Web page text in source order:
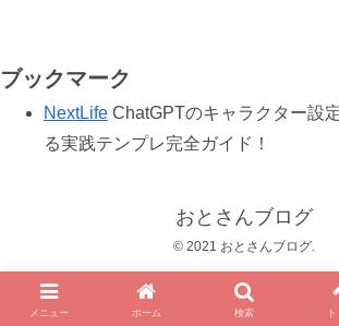
ブックマーク
NextLife ChatGPTのキャラクター設
る実践テンプレ完全ガイド！
おとさんブログ
© 2021 おとさんブログ.
メニュー ホーム 検索